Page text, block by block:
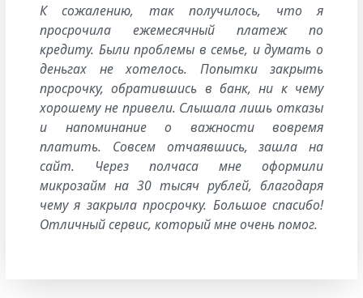
К сожалению, так получилось, что я
просрочила ежемесячный платеж по
кредиту. Были проблемы в семье, и думать о
деньгах не хотелось. Попытки закрыть
просрочку, обратившись в банк, ни к чему
хорошему не привели. Слышала лишь отказы
и напоминание о важности вовремя
платить. Совсем отчаявшись, зашла на
сайт. Через полчаса мне оформили
микрозайм на 30 тысяч рублей, благодаря
чему я закрыла просрочку. Большое спасибо!
Отличный сервис, который мне очень помог.